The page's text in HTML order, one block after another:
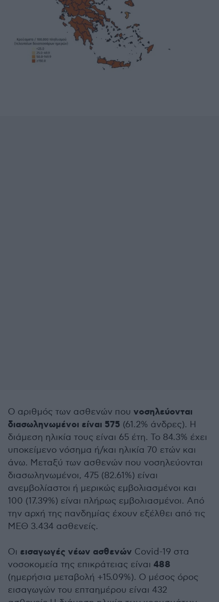
Ο αριθμός των ασθενών που νοσηλεύονται
διασωληνωμένοι είναι 575 (61.2% άνδρες). Η
διάμεση ηλικία τους είναι 65 έτη. To 84.3% έχει
υποκείμενο νόσημα ή/και ηλικία 70 ετών και
άνω. Μεταξύ των ασθενών που νοσηλεύονται
διασωληνωμένοι, 475 (82.61%) είναι
ανεμβολίαστοι ή μερικώς εμβολιασμένοι και
100 (17.39%) είναι πλήρως εμβολιασμένοι. Από
την αρχή της πανδημίας έχουν εξέλθει από τις
ΜΕΘ 3.434 ασθενείς.
Οι εισαγωγές νέων ασθενών Covid-19 στα
νοσοκομεία της επικράτειας είναι 488
(ημερήσια μεταβολή +15.09%). Ο μέσος όρος
εισαγωγών του επταημέρου είναι 432